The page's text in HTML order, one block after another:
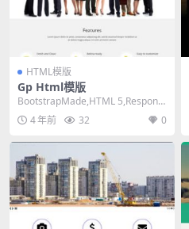
HTML模版
Gp Html模版
BootstrapMade,HTML 5,Responsi
ve, 4 Colum...
4 年前 32 0